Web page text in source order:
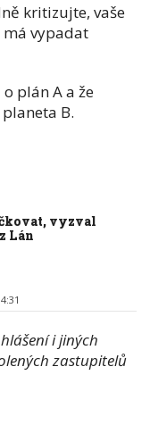
kritizujte, vaše
vypadat
plán A a že
B.
vyzval
Lán
i jiných
zastupitelů